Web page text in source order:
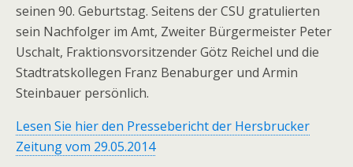
seinen 90. Geburtstag. Seitens der CSU gratulierten
sein Nachfolger im Amt, Zweiter Bürgermeister Peter
Uschalt, Fraktionsvorsitzender Götz Reichel und die
Stadtratskollegen Franz Benaburger und Armin
Steinbauer persönlich.
Lesen Sie hier den Pressebericht der Hersbrucker
Zeitung vom 29.05.2014